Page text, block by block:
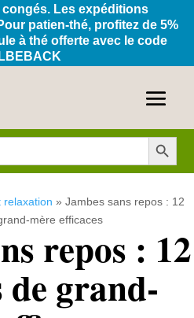
Les expéditions
patien-thé, profitez de 5%
à thé offerte avec le code
Search Button
relaxation » Jambes sans repos : 12
mère efficaces
repos : 12
de grand-